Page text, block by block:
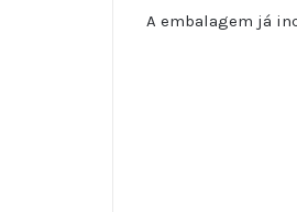
A embalagem já